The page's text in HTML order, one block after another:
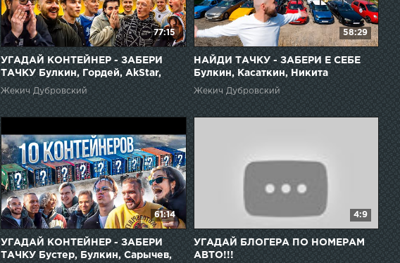
77:15
УГАДАЙ КОНТЕЙНЕР - ЗАБЕРИ
ТАЧКУ Булкин, Гордей, AkStar,
Джарахов, Кукояка, Elman...
Жекич Дубровский
58:29
НАЙДИ ТАЧКУ - ЗАБЕРИ Е СЕБЕ
Булкин, Касаткин, Никита
Ефремов, Goody
Жекич Дубровский
61:14
УГАДАЙ КОНТЕЙНЕР - ЗАБЕРИ
ТАЧКУ Бустер, Булкин, Сарычев,
4:9
УГАДАЙ БЛОГЕРА ПО НОМЕРАМ
АВТО!!!